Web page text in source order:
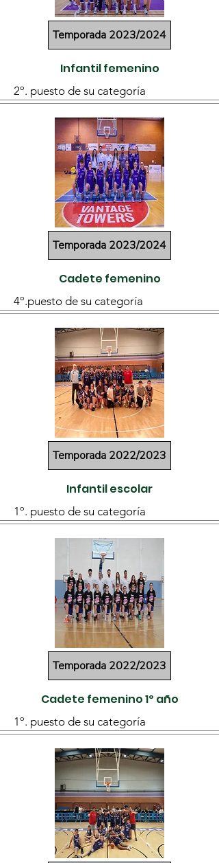
Temporada 2023/2024
Infantil femenino
2º. puesto de su categoría
Temporada 2023/2024
Cadete femenino
4º.puesto de su categoría
Temporada 2022/2023
Infantil escolar
1º. puesto de su categoría
Temporada 2022/2023
Cadete femenino 1º año
1º. puesto de su categoría